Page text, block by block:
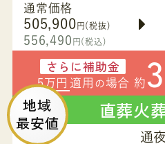
通常価格
505,900 円(税抜)
556,490 円(税込)
さらに補助金
5万円 適用 の 場合 約
地域
最安値
直葬火
通